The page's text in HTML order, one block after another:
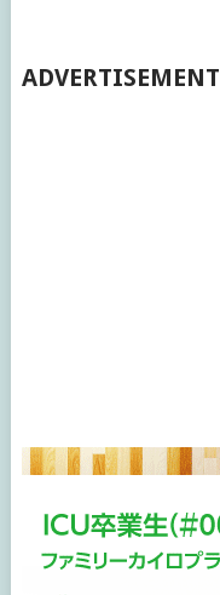
ADVERTISEMENT